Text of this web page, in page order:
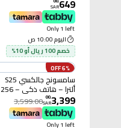
649
SAR
Only 1 left
اليوم 10:00 ص
خصم 100 ريال أو 10%
6% OFF
سامسونج جالكسي S25
ألترا – هاتف ذكي – 256
جيجابايت – 5G – رمادي
3,399
.
00
SAR
3,599.00
Only 1 left